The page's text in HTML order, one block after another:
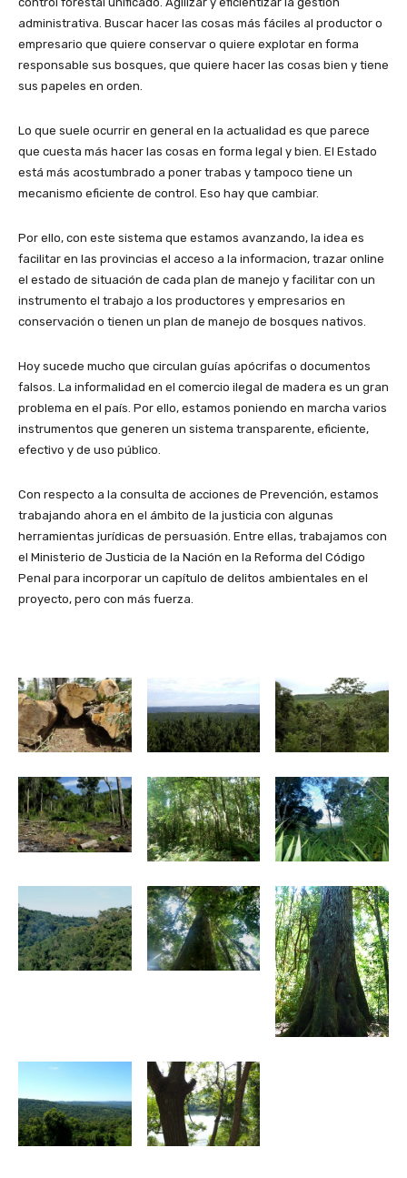
administrativa. Buscar hacer las cosas más fáciles al productor o
empresario que quiere conservar o quiere explotar en forma
responsable sus bosques, que quiere hacer las cosas bien y tiene
sus papeles en orden.
Lo que suele ocurrir en general en la actualidad es que parece
que cuesta más hacer las cosas en forma legal y bien. El Estado
está más acostumbrado a poner trabas y tampoco tiene un
mecanismo eficiente de control. Eso hay que cambiar.
Por ello, con este sistema que estamos avanzando, la idea es
facilitar en las provincias el acceso a la informacion, trazar online
el estado de situación de cada plan de manejo y facilitar con un
instrumento el trabajo a los productores y empresarios en
conservación o tienen un plan de manejo de bosques nativos.
Hoy sucede mucho que circulan guías apócrifas o documentos
falsos. La informalidad en el comercio ilegal de madera es un gran
problema en el país. Por ello, estamos poniendo en marcha varios
instrumentos que generen un sistema transparente, eficiente,
efectivo y de uso público.
Con respecto a la consulta de acciones de Prevención, estamos
trabajando ahora en el ámbito de la justicia con algunas
herramientas jurídicas de persuasión. Entre ellas, trabajamos con
el Ministerio de Justicia de la Nación en la Reforma del Código
Penal para incorporar un capítulo de delitos ambientales en el
proyecto, pero con más fuerza.